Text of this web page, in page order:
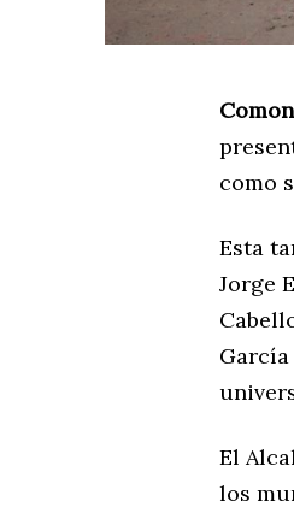
como
Esta
Jorge
El
los